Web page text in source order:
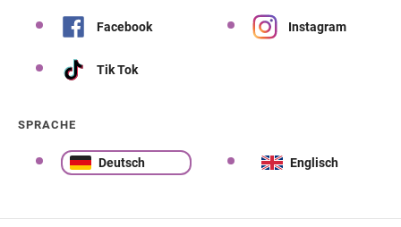
Facebook Instagram
Tik Tok
SPRACHE
Deutsch Englisch